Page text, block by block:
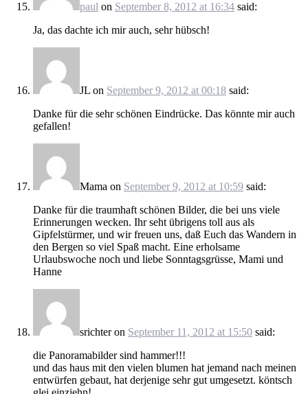
paul on September 8, 2012 at 16:34 said:
Ja, das dachte ich mir auch, sehr hübsch!
JL on September 9, 2012 at 00:18 said:
Danke für die sehr schönen Eindrücke. Das könnte mir auch
gefallen!
Mama on September 9, 2012 at 10:59 said:
Danke für die traumhaft schönen Bilder, die bei uns viele
Erinnerungen wecken. Ihr seht übrigens toll aus als
Gipfelstürmer, und wir freuen uns, daß Euch das Wandern in
den Bergen so viel Spaß macht. Eine erholsame
Urlaubswoche noch und liebe Sonntagsgrüsse, Mami und
Hanne
srichteron September 11, 2012 at 15:50 said:
die Panoramabilder sind hammer!!!
und das haus mit den vielen blumen hat jemand nach meinen
entwürfen gebaut, hat derjenige sehr gut umgesetzt. köntsch